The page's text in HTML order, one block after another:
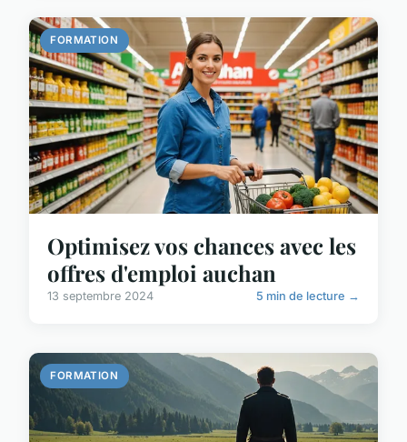
FORMATION
Optimisez vos chances avec les
offres d'emploi auchan
13 septembre 2024 5 min de lecture →
FORMATION